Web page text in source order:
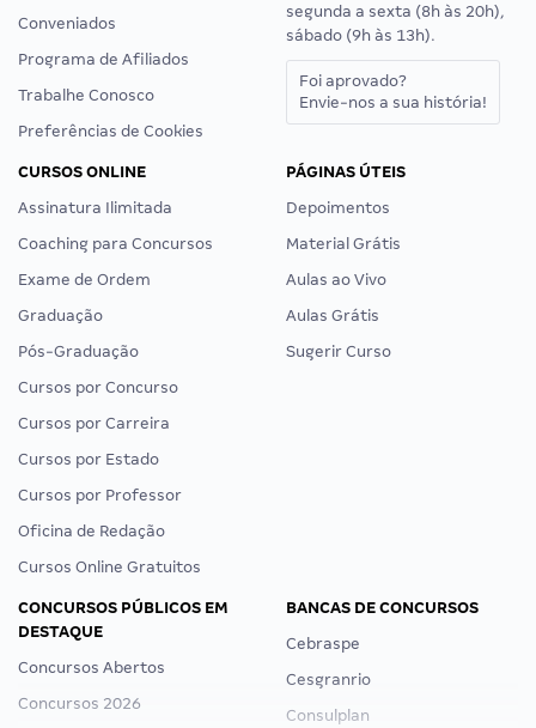
Conveniados
Programa de Afiliados
Trabalhe Conosco
Preferências de Cookies
segunda a sexta (8h às 20h),
sábado (9h às 13h).
Foi aprovado?
Envie-nos a sua história!
CURSOS ONLINE
Assinatura Ilimitada
Coaching para Concursos
Exame de Ordem
Graduação
Pós-Graduação
Cursos por Concurso
Cursos por Carreira
Cursos por Estado
Cursos por Professor
Oficina de Redação
Cursos Online Gratuitos
PÁGINAS ÚTEIS
Depoimentos
Material Grátis
Aulas ao Vivo
Aulas Grátis
Sugerir Curso
CONCURSOS PÚBLICOS EM
DESTAQUE
Concursos Abertos
Concursos 2026
BANCAS DE CONCURSOS
Cebraspe
Cesgranrio
Consulplan